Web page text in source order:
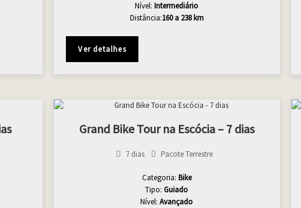
Nível:Intermediário
Distância:160 a 238 km
Ver detalhes
Grand Bike Tour na Escócia – 7 dias
7 dias Pacote Terrestre
Categoria: Bike
Tipo:Guiado
Nível:Avançado